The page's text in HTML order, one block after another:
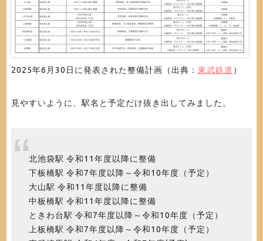
2025年6月30日に発表された整備計画（出典： 東武鉄道 ）
見やすいように、駅名と予定だけ抜き出してみました。
北池袋駅 令和11年度以降に整備
下板橋駅 令和7年度以降～令和10年度（予定）
大山駅 令和11年度以降に整備
中板橋駅 令和11年度以降に整備
ときわ台駅 令和7年度以降～令和10年度（予定）
上板橋駅 令和7年度以降～令和10年度（予定）